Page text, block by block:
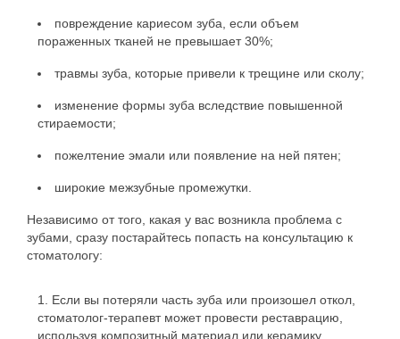
повреждение кариесом зуба, если объем
пораженных тканей не превышает 30%;
травмы зуба, которые привели к трещине или сколу;
изменение формы зуба вследствие повышенной
стираемости;
пожелтение эмали или появление на ней пятен;
широкие межзубные промежутки.
Независимо от того, какая у вас возникла проблема с
зубами, сразу постарайтесь попасть на консультацию к
стоматологу:
Если вы потеряли часть зуба или произошел откол,
стоматолог-терапевт может провести реставрацию,
используя композитный материал или керамику.